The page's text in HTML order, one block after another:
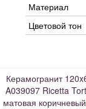
Материал
Цветовой тон
Керамогранит
A039097 Ricetta
матовая